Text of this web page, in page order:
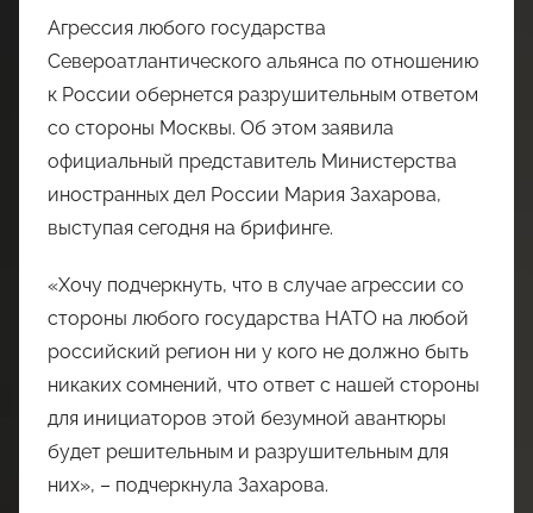
Агрессия любого государства
Североатлантического альянса по отношению
к России обернется разрушительным ответом
со стороны Москвы. Об этом заявила
официальный представитель Министерства
иностранных дел России Мария Захарова,
выступая сегодня на брифинге.
«Хочу подчеркнуть, что в случае агрессии со
стороны любого государства НАТО на любой
российский регион ни у кого не должно быть
никаких сомнений, что ответ с нашей стороны
для инициаторов этой безумной авантюры
будет решительным и разрушительным для
них», – подчеркнула Захарова.